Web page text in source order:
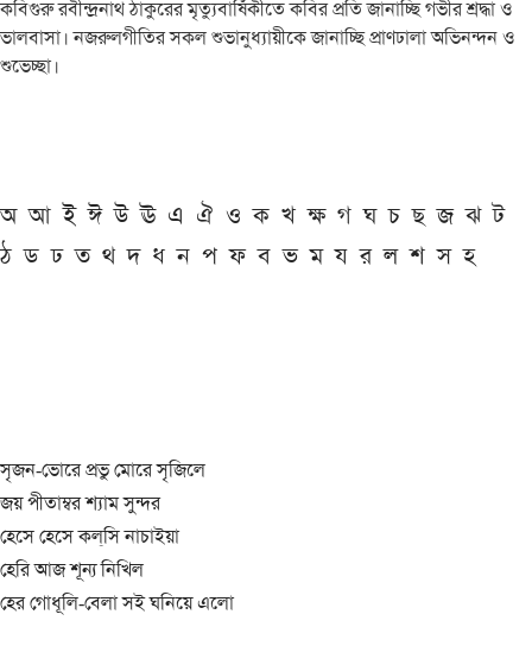
কবিগুরু রবীন্দ্রনাথ ঠাকুরের মৃত্যুবার্ষিকীতে কবির প্রতি জানাচ্ছি গভীর শ্রদ্ধা ও
ভালবাসা। নজরুলগীতির সকল শুভানুধ্যায়ীকে জানাচ্ছি প্রাণঢালা অভিনন্দন ও
শুভেচ্ছা।
অ আ ই ঈ উ ঊ এ ঐ ও ক খ ক্ষ গ ঘ চ ছ জ ঝ ট
ঠ ড ঢ ত থ দ ধ ন প ফ ব ভ ম য র ল শ স হ
সৃজন-ভোরে প্রভু মোরে সৃজিলে
জয় পীতাম্বর শ্যাম সুন্দর
হেসে হেসে কল্‌সি নাচাইয়া
হেরি আজ শূন্য নিখিল
হের গোধূলি-বেলা সই ঘনিয়ে এলো